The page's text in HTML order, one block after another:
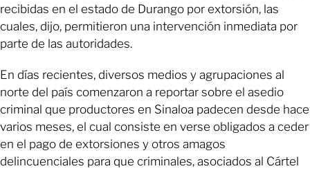
recibidas en el estado de Durango por extorsión, las
cuales, dijo, permitieron una intervención inmediata por
parte de las autoridades.
En días recientes, diversos medios y agrupaciones al
norte del país comenzaron a reportar sobre el asedio
criminal que productores en Sinaloa padecen desde hace
varios meses, el cual consiste en verse obligados a ceder
en el pago de extorsiones y otros amagos
delincuenciales para que criminales, asociados al Cártel